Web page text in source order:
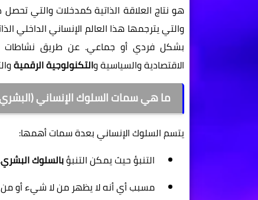
هو نتاج العلاقة الذاتية كمدخلات والتي
والتي يترجمها هذا العالم الإنساني الداخلي
بشكل فردي أو جماعي. عن طريق نشاطات
الاقتصادية والسياسية والتكنولوجية الرقمية
ما هي سمات السلوك الإنساني
يتسم السلوك الإنساني بعدة سمات أهمها:
التنبؤ حيث يمكن التنبؤبالسلوك البشري.
مسبب أي أنه لا يظهر من لا شيء أو من